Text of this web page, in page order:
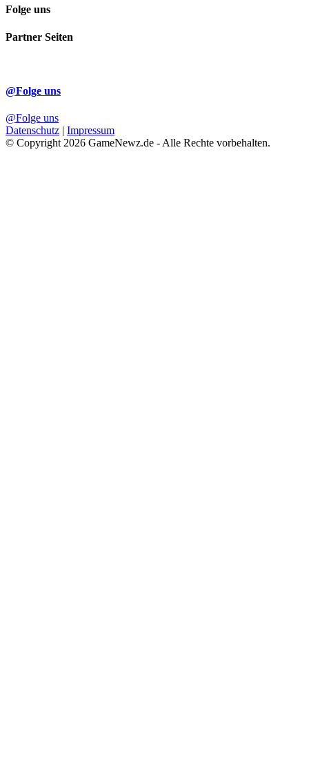
Folge uns
Partner Seiten
@Folge uns
@Folge uns
Datenschutz | Impressum
© Copyright 2026 GameNewz.de - Alle Rechte vorbehalten.